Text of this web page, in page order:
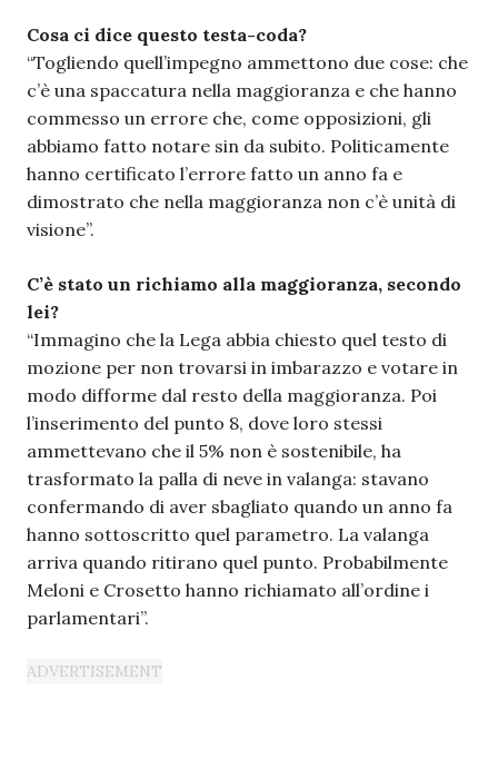
Cosa ci dice questo testa-coda?
“Togliendo quell’impegno ammettono due cose: che
c’è una spaccatura nella maggioranza e che hanno
commesso un errore che, come opposizioni, gli
abbiamo fatto notare sin da subito. Politicamente
hanno certificato l’errore fatto un anno fa e
dimostrato che nella maggioranza non c’è unità di
visione”.
C’è stato un richiamo alla maggioranza, secondo
lei?
“Immagino che la Lega abbia chiesto quel testo di
mozione per non trovarsi in imbarazzo e votare in
modo difforme dal resto della maggioranza. Poi
l’inserimento del punto 8, dove loro stessi
ammettevano che il 5% non è sostenibile, ha
trasformato la palla di neve in valanga: stavano
confermando di aver sbagliato quando un anno fa
hanno sottoscritto quel parametro. La valanga
arriva quando ritirano quel punto. Probabilmente
Meloni e Crosetto hanno richiamato all’ordine i
parlamentari”.